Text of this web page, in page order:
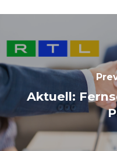
Aktuell: